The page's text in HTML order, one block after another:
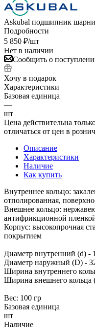
Askubal подшипник
Подробности
5 850 ₽/шт
Нет в наличии
Сообщить о
Хочу в подарок
Характеристики
Базовая единица
—
шт
Цена действительна
отличаться от цен в
Описание
Характеристики
Наличие
Как купить
Внутреннее кольцо:
отполированная,
Внешнее кольцо:
антифрикционной
Корпус: высокопрочная
покрытием
Диаметр внутренний (d) -
Диаметр наружный (D) -
Ширина внутреннего
Ширина внешнего кольца
Вес: 100 гр
Базовая единица
шт
Наличие